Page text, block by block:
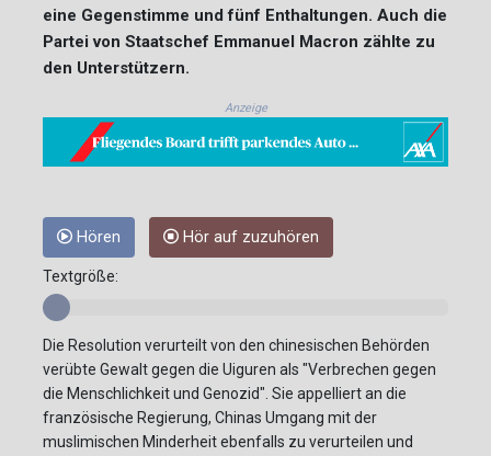
eine Gegenstimme und fünf Enthaltungen. Auch die
Partei von Staatschef Emmanuel Macron zählte zu
den Unterstützern.
Anzeige
Hören Hör auf zuzuhören
Textgröße:
Die Resolution verurteilt von den chinesischen Behörden
verübte Gewalt gegen die Uiguren als "Verbrechen gegen
die Menschlichkeit und Genozid". Sie appelliert an die
französische Regierung, Chinas Umgang mit der
muslimischen Minderheit ebenfalls zu verurteilen und